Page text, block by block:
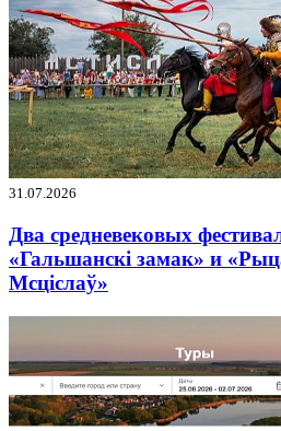
31.07.2026
Два средневековых
«Гальшанскі замак» и
Мсціслаў»